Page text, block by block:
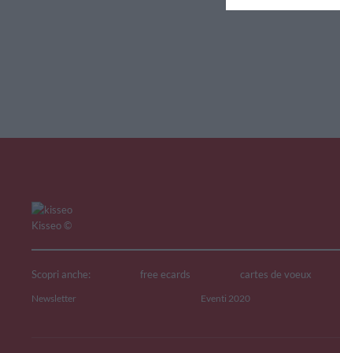
Kisseo©
Scopri anche: free ecards cartes de voeux
Newsletter Eventi 2020